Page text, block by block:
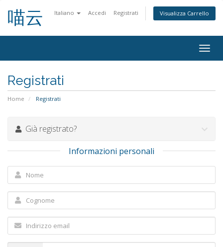
Italiano Accedi Registrati Visualizza Carrello
喵云
Registrati
Home Registrati
Già registrato?
Informazioni personali